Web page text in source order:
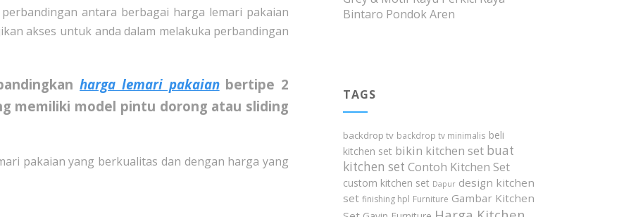
antara berbagai harga lemari pakaian
akses untuk anda dalam melakuka perbandingan
harga lemari pakaianbertipe 2
memiliki model pintu dorong atau sliding
pakaian yang berkualitas dan dengan harga yang
Bintaro Pondok Aren
TAGS
backdrop tv backdrop tv minimalis beli
kitchen set bikin kitchen set buat
kitchen set Contoh Kitchen Set
custom kitchen set Dapur design kitchen
set finishing hpl Furniture Gambar Kitchen